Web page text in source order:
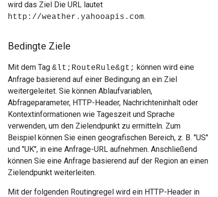
wird das Ziel Die URL lautet
http://weather.yahooapis.com.
Bedingte Ziele
Mit dem Tag &lt;RouteRule&gt; können wird eine
Anfrage basierend auf einer Bedingung an ein Ziel
weitergeleitet. Sie können Ablaufvariablen,
Abfrageparameter, HTTP-Header, Nachrichteninhalt oder
Kontextinformationen wie Tageszeit und Sprache
verwenden, um den Zielendpunkt zu ermitteln. Zum
Beispiel können Sie einen geografischen Bereich, z. B. "US"
und "UK", in eine Anfrage-URL aufnehmen. Anschließend
können Sie eine Anfrage basierend auf der Region an einen
Zielendpunkt weiterleiten.
Mit der folgenden Routingregel wird ein HTTP-Header in